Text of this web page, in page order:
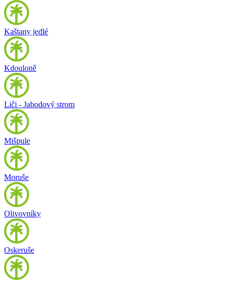
Kaštany jedlé
Kdouloně
Liči - Jahodový strom
Mišpule
Moruše
Olivovníky
Oskeruše